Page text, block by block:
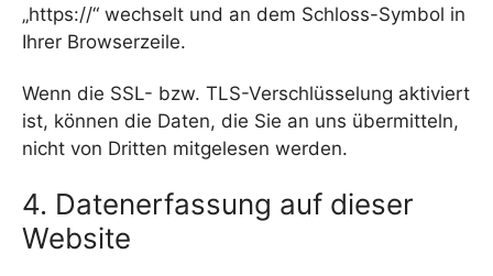
„https://“ wechselt und an dem Schloss-Symbol in
Ihrer Browserzeile.
Wenn die SSL- bzw. TLS-Verschlüsselung aktiviert
ist, können die Daten, die Sie an uns übermitteln,
nicht von Dritten mitgelesen werden.
4. Datenerfassung auf dieser
Website